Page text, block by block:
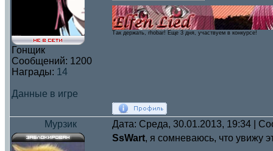
Гонщик
Сообщений: 1200
Награды: 14
Данные в игре
Так держать, rhobar! Eще 3 дня, участвуем в конкурсе!
Мурзик Дата: Среда, 30.01.2013, 19:34 |
SsWart, я сомневаюсь, что увижу